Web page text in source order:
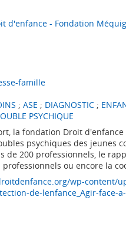
d'enfance - Fondation
famille
; ASE ; DIAGNOSTIC;
PSYCHIQUE
la fondation Droit
psychiques des jeunes
de 200 professionnels, le
ou encore la
wp-content/
de-lenfance_Agir-face-